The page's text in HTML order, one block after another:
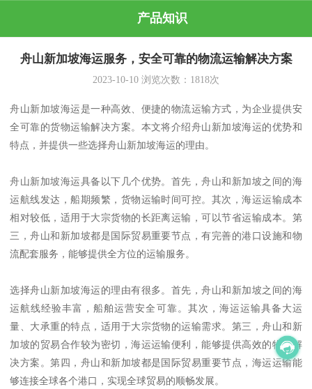
产品知识
舟山新加坡海运服务，安全可靠的物流运输解决方案
2023-10-10 浏览次数： 1818次
舟山新加坡海运是一种高效、便捷的物流运输方式，为企业提供安
全可靠的货物运输解决方案。本文将介绍舟山新加坡海运的优势和
特点，并提供一些选择舟山新加坡海运的理由。
舟山新加坡海运具备以下几个优势。首先，舟山和新加坡之间的海
运航线发达，船期频繁，货物运输时间可控。其次，海运运输成本
相对较低，适用于大宗货物的长距离运输，可以节省运输成本。第
三，舟山和新加坡都是国际贸易重要节点，有完善的港口设施和物
流配套服务，能够提供全方位的运输服务。
选择舟山新加坡海运的理由有很多。首先，舟山和新加坡之间的海
运航线经验丰富，船舶运营安全可靠。其次，海运运输具备大运
量、大承重的特点，适用于大宗货物的运输需求。第三，舟山和新
加坡的贸易合作较为密切，海运运输便利，能够提供高效的物流解
决方案。第四，舟山和新加坡都是国际贸易重要节点，海运运输能
够连接全球各个港口，实现全球贸易的顺畅发展。